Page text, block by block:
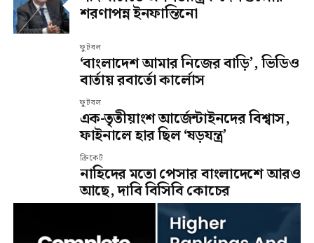
শরণাপন্ন ইনফান্তিনো
ফুটবল
‘বাংলাদেশ আমার নিজের বাড়ি’, ভিডিও
বার্তায় রবার্তো কার্লোস
ফুটবল
এক-তৃতীয়াংশ আর্জেন্টাইনদের বিশ্বাস,
ফাইনালে হার ছিল ‘ষড়যন্ত্র’
ক্রিকেট
নাহিদের মতো পেসার বাংলাদেশে আরও
আছে, দাবি বিসিবি কোচের